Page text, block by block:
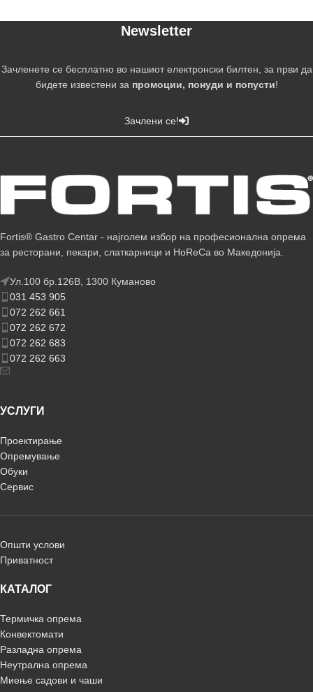
Newsletter
Зачленете се бесплатно во нашиот електронски билтен, за први да
бидете известени за промоции, понуди и попусти!
Зачлени се!
Fortis® Gastro Centar - најголем избор на професионална опрема
за ресторани, пекари, слаткарници и HoReCa во Македонија.
Ул.100 бр.126В, 1300 Куманово
031 453 905
072 262 661
072 262 672
072 262 683
072 262 663
УСЛУГИ
Проектирање
Опремување
Обуки
Сервис
Општи услови
Приватност
КАТАЛОГ
Термичка опрема
Конвектомати
Разладна опрема
Неутрална опрема
Миење садови и чаши